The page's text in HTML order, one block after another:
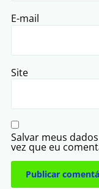
E-mail
Site
Salvar meus
vez que eu